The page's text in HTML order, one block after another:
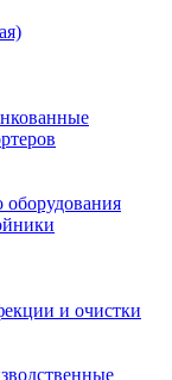
оборудования
и очистки